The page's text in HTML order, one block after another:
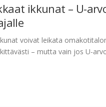
ikkunat – U-
voivat leikata
– mutta vain jos U-